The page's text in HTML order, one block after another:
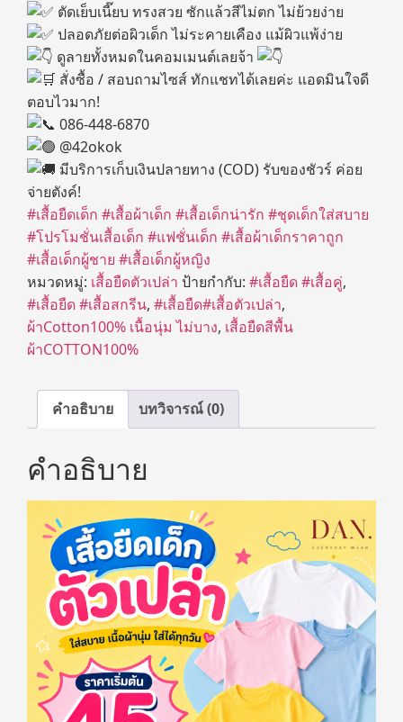
ตัดเย็บเนี๊ยบ ทรงสวย ซักแล้วสีไม่ตก ไม่ย้วยง่าย
ปลอดภัยต่อผิวเด็ก ไม่ระคายเคือง แม้ผิวแพ้ง่าย
ดูลายทั้งหมดในคอมเมนต์เลยจ้า
สั่งซื้อ / สอบถามไซส์ ทักแชทได้เลยค่ะ แอดมินใจดี
ตอบไวมาก!
086-448-6870
@42okok
มีบริการเก็บเงินปลายทาง (COD) รับของชัวร์ ค่อย
จ่ายตังค์!
#เสื้อยืดเด็ก #เสื้อผ้าเด็ก #เสื้อเด็กน่ารัก #ชุดเด็กใส่สบาย
#โปรโมชั่นเสื้อเด็ก #แฟชั่นเด็ก #เสื้อผ้าเด็กราคาถูก
#เสื้อเด็กผู้ชาย #เสื้อเด็กผู้หญิง
หมวดหมู่: เสื้อยืดตัวเปล่า ป้ายกำกับ: #เสื้อยืด #เสื้อคู่,
#เสื้อยืด #เสื้อสกรีน, #เสื้อยืด#เสื้อตัวเปล่า,
ผ้าCotton100% เนื้อนุ่ม ไม่บาง, เสื้อยืดสีพื้น
ผ้าCOTTON100%
คำอธิบาย บทวิจารณ์ (0)
คำอธิบาย